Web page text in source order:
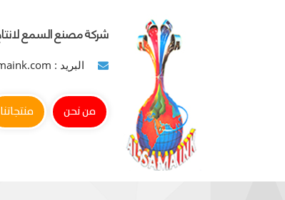
شركة مصنع السمع
البريد : info@alsamaink.com
من نحن منتجاتنا